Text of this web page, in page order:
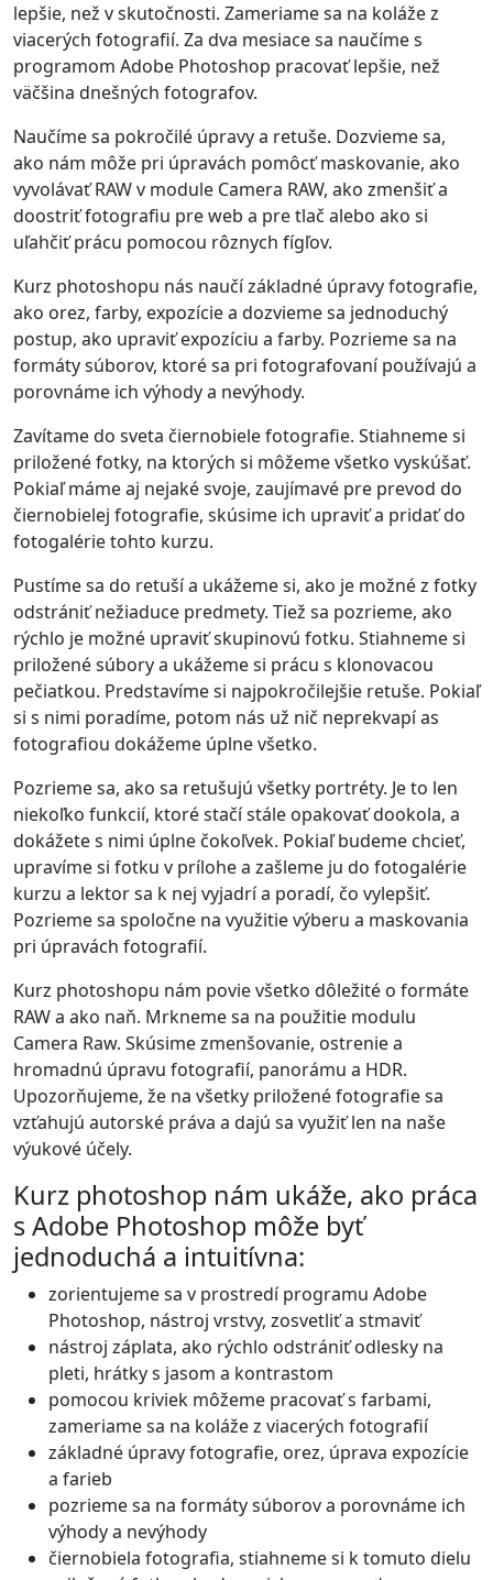
lepšie, než v skutočnosti. Zameriame sa na koláže z
viacerých fotografií. Za dva mesiace sa naučíme s
programom Adobe Photoshop pracovať lepšie, než
väčšina dnešných fotografov.
Naučíme sa pokročilé úpravy a retuše. Dozvieme sa,
ako nám môže pri úpravách pomôcť maskovanie, ako
vyvolávať RAW v module Camera RAW, ako zmenšiť a
doostriť fotografiu pre web a pre tlač alebo ako si
uľahčiť prácu pomocou rôznych fígľov.
Kurz photoshopu nás naučí základné úpravy fotografie,
ako orez, farby, expozície a dozvieme sa jednoduchý
postup, ako upraviť expozíciu a farby. Pozrieme sa na
formáty súborov, ktoré sa pri fotografovaní používajú a
porovnáme ich výhody a nevýhody.
Zavítame do sveta čiernobiele fotografie. Stiahneme si
priložené fotky, na ktorých si môžeme všetko vyskúšať.
Pokiaľ máme aj nejaké svoje, zaujímavé pre prevod do
čiernobielej fotografie, skúsime ich upraviť a pridať do
fotogalérie tohto kurzu.
Pustíme sa do retuší a ukážeme si, ako je možné z fotky
odstrániť nežiaduce predmety. Tiež sa pozrieme, ako
rýchlo je možné upraviť skupinovú fotku. Stiahneme si
priložené súbory a ukážeme si prácu s klonovacou
pečiatkou. Predstavíme si najpokročilejšie retuše. Pokiaľ
si s nimi poradíme, potom nás už nič neprekvapí as
fotografiou dokážeme úplne všetko.
Pozrieme sa, ako sa retušujú všetky portréty. Je to len
niekoľko funkcií, ktoré stačí stále opakovať dookola, a
dokážete s nimi úplne čokoľvek. Pokiaľ budeme chcieť,
upravíme si fotku v prílohe a zašleme ju do fotogalérie
kurzu a lektor sa k nej vyjadrí a poradí, čo vylepšiť.
Pozrieme sa spoločne na využitie výberu a maskovania
pri úpravách fotografií.
Kurz photoshopu nám povie všetko dôležité o formáte
RAW a ako naň. Mrkneme sa na použitie modulu
Camera Raw. Skúsime zmenšovanie, ostrenie a
hromadnú úpravu fotografií, panorámu a HDR.
Upozorňujeme, že na všetky priložené fotografie sa
vzťahujú autorské práva a dajú sa využiť len na naše
výukové účely.
Kurz photoshop nám ukáže, ako práca
s Adobe Photoshop môže byť
jednoduchá a intuitívna:
zorientujeme sa v prostredí programu Adobe
Photoshop, nástroj vrstvy, zosvetliť a stmaviť
nástroj záplata, ako rýchlo odstrániť odlesky na
pleti, hrátky s jasom a kontrastom
pomocou kriviek môžeme pracovať s farbami,
zameriame sa na koláže z viacerých fotografií
základné úpravy fotografie, orez, úprava expozície
a farieb
pozrieme sa na formáty súborov a porovnáme ich
výhody a nevýhody
čiernobiela fotografia, stiahneme si k tomuto dielu